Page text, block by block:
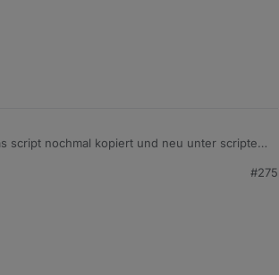
script nochmal kopiert und neu unter scripte
und siehe da, nur mehr 76 zeilen!
#275